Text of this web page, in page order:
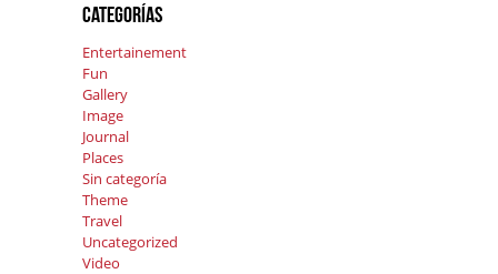
Categorías
Entertainement
Fun
Gallery
Image
Journal
Places
Sin categoría
Theme
Travel
Uncategorized
Video